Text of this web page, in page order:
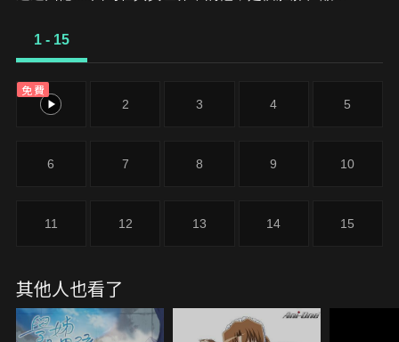
他就是個失敗者。在某天他醒來之後，驚訝地發現自
他開始認識了一些人，甚至遇見了以前欺負過他的男
生，以全新的面貌面對不堪的過去，他該如何是好？
1 - 15
免費
1 2 3 4 5
6 7 8 9 10
11 12 13 14 15
其他人也看了